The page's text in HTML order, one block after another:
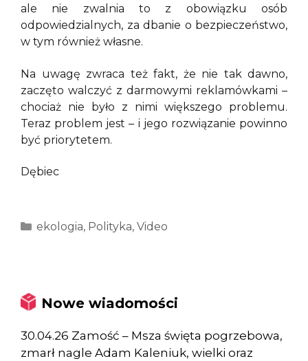
ale nie zwalnia to z obowiązku osób
odpowiedzialnych, za dbanie o bezpieczeństwo,
w tym również własne.
Na uwagę zwraca też fakt, że nie tak dawno,
zaczęto walczyć z darmowymi reklamówkami –
chociaż nie było z nimi większego problemu.
Teraz problem jest – i jego rozwiązanie powinno
być priorytetem.
Dębiec
Kategorie
ekologia, Polityka, Video
Nowe wiadomości
30.04.26 Zamość – Msza święta pogrzebowa,
zmarł nagle Adam Kaleniuk, wielki oraz